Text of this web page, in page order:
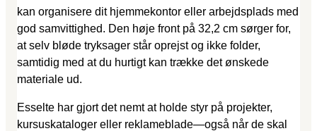
kan organisere dit hjemmekontor eller arbejdsplads med
god samvittighed. Den høje front på 32,2 cm sørger for,
at selv bløde tryksager står oprejst og ikke folder,
samtidig med at du hurtigt kan trække det ønskede
materiale ud.
Esselte har gjort det nemt at holde styr på projekter,
kursuskataloger eller reklameblade—også når de skal